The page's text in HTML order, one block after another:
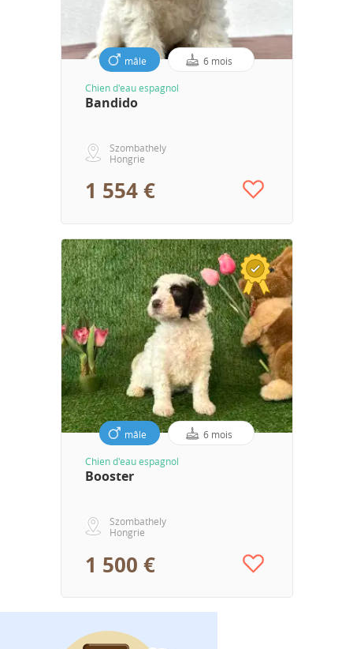
mâle 6 mois
Chien d'eau espagnol
Bandido
Szombathely
Hongrie
1 554 €
mâle 6 mois
Chien d'eau espagnol
Booster
Szombathely
Hongrie
1 500 €